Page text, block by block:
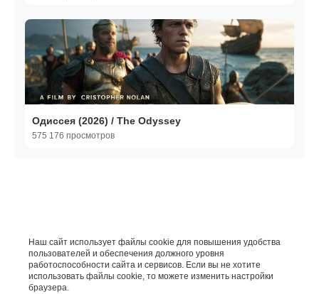
Одиссея (2026) / The Odyssey
575 176 просмотров
Наш сайт использует файлы cookie для повышения удобства
пользователей и обеспечения должного уровня
работоспособности сайта и сервисов. Если вы не хотите
использовать файлы cookie, то можете изменить настройки
браузера.